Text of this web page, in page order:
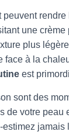
peuvent
une crème
plus
face à la
est
sont des
de votre peau
estimez jamais